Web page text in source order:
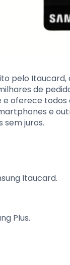
pelo
de
oferece
e
juros.
Itaucard.
Plus.